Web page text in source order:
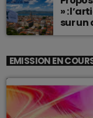
» :
sur un
EMISSION EN